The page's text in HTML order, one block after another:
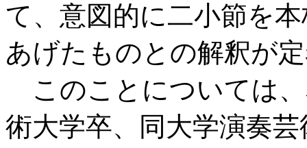
て、意図的に二小節を
あげた ものとの解釈が
このことについては
術大学卒、同大学演奏